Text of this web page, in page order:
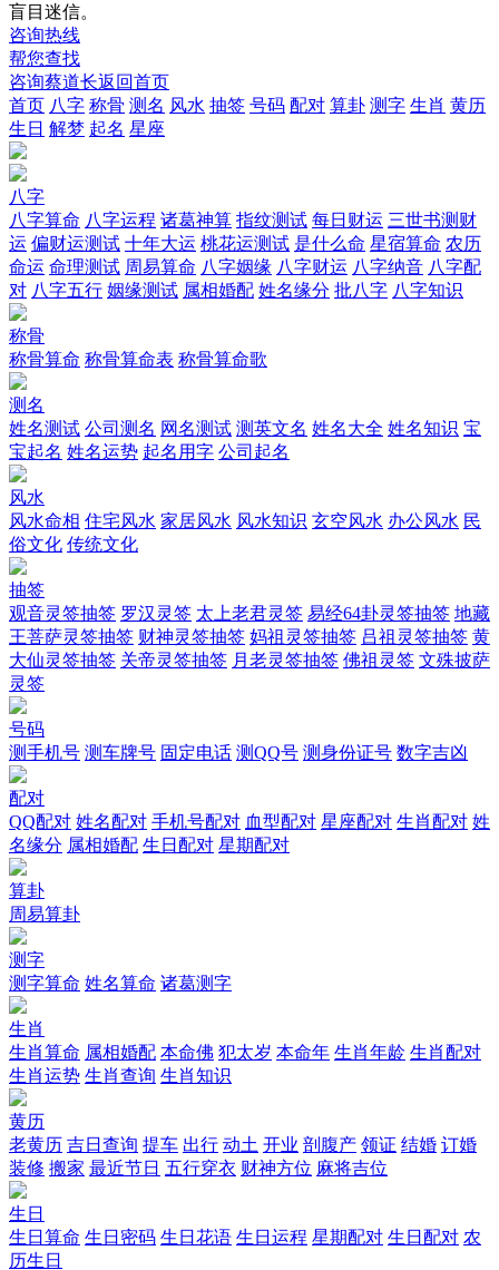
盲目迷信。
咨询热线
帮您查找
咨询蔡道长返回首页
首页 八字 称骨 测名 风水 抽签 号码 配对 算卦 测字 生肖 黄历
生日 解梦 起名 星座
八字
八字算命 八字运程 诸葛神算 指纹测试 每日财运 三世书测财
运 偏财运测试 十年大运 桃花运测试 是什么命 星宿算命 农历
命运 命理测试 周易算命 八字姻缘 八字财运 八字纳音 八字配
对 八字五行 姻缘测试 属相婚配 姓名缘分 批八字 八字知识
称骨
称骨算命 称骨算命表 称骨算命歌
测名
姓名测试 公司测名 网名测试 测英文名 姓名大全 姓名知识 宝
宝起名 姓名运势 起名用字 公司起名
风水
风水命相 住宅风水 家居风水 风水知识 玄空风水 办公风水 民
俗文化 传统文化
抽签
观音灵签抽签 罗汉灵签 太上老君灵签 易经64卦灵签抽签 地藏
王菩萨灵签抽签 财神灵签抽签 妈祖灵签抽签 吕祖灵签抽签 黄
大仙灵签抽签 关帝灵签抽签 月老灵签抽签 佛祖灵签 文殊披萨
灵签
号码
测手机号 测车牌号 固定电话 测QQ号 测身份证号 数字吉凶
配对
QQ配对 姓名配对 手机号配对 血型配对 星座配对 生肖配对 姓
名缘分 属相婚配 生日配对 星期配对
算卦
周易算卦
测字
测字算命 姓名算命 诸葛测字
生肖
生肖算命 属相婚配 本命佛 犯太岁 本命年 生肖年龄 生肖配对
生肖运势 生肖查询 生肖知识
黄历
老黄历 吉日查询 提车 出行 动土 开业 剖腹产 领证 结婚 订婚
装修 搬家 最近节日 五行穿衣 财神方位 麻将吉位
生日
生日算命 生日密码 生日花语 生日运程 星期配对 生日配对 农
历生日